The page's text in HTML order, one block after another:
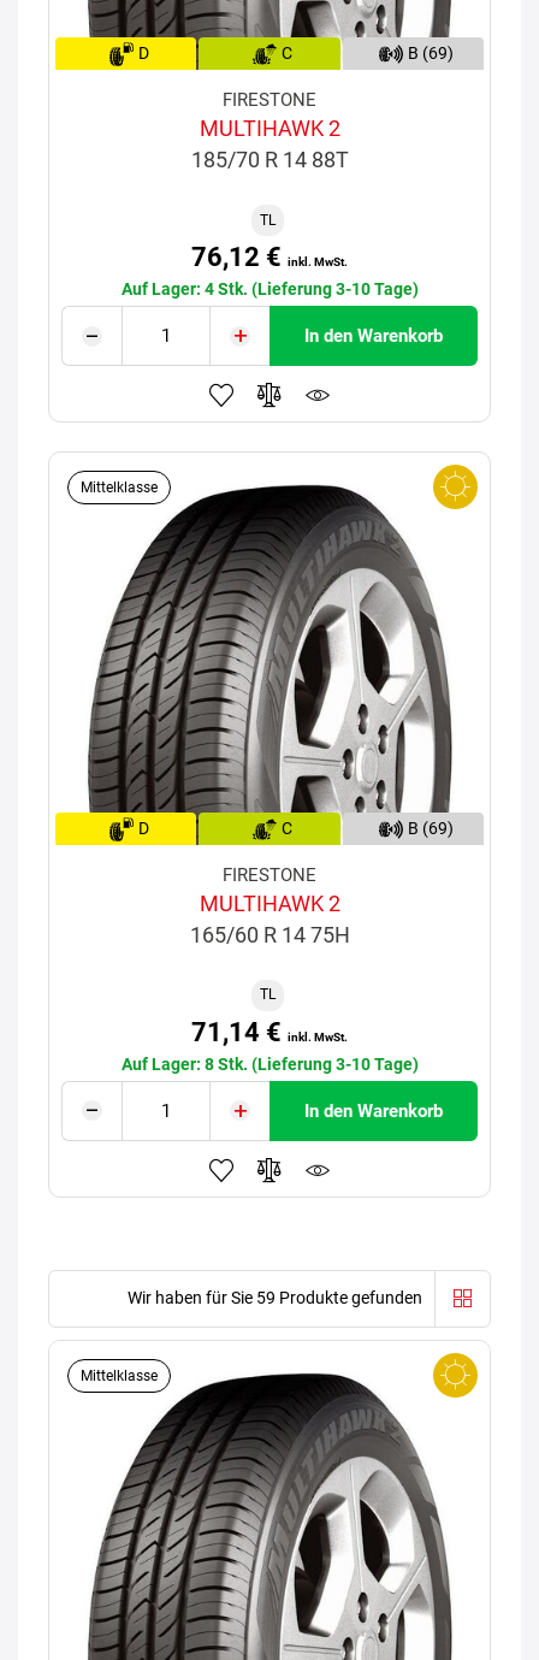
D C B (69)
FIRESTONE
MULTIHAWK 2
185/70 R 14 88T
TL
76,12 € inkl. MwSt.
Auf Lager: 4 Stk. (Lieferung 3-10 Tage)
In den Warenkorb
Mittelklasse
D C B (69)
FIRESTONE
MULTIHAWK 2
165/60 R 14 75H
TL
71,14 € inkl. MwSt.
Auf Lager: 8 Stk. (Lieferung 3-10 Tage)
In den Warenkorb
Wir haben für Sie 59 Produkte gefunden
Mittelklasse